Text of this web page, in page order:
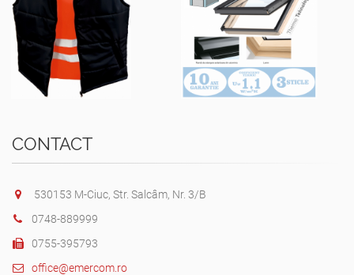
CONTACT
530153 M-Ciuc, Str. Salcâm, Nr. 3/B
0748-889999
0755-395793
office@emercom.ro